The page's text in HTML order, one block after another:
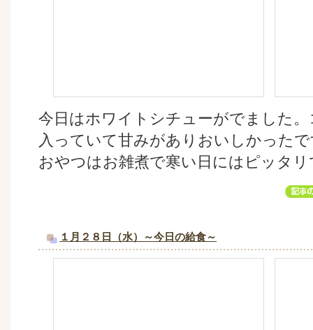
今日はホワイトシチューがでました
入っていて甘みがありおいしかった
おやつはお雑煮で寒い日にはピッタ
１月２８日（水）～今日の給食～